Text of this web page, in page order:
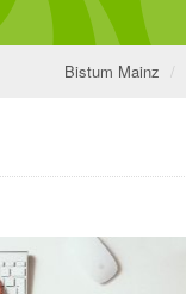
Bistum Mainz